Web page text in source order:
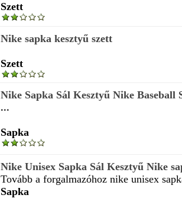
Szett
Nike sapka kesztyű szett
Szett
Nike Sapka Sál Kesztyű Nike Baseball
...
Sapka
Nike Unisex Sapka Sál Kesztyű Nike
Tovább a forgalmazóhoz nike unisex
Sapka